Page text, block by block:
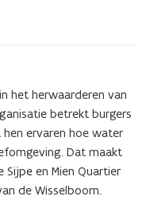
het herwaarderen van
betrekt burgers
ervaren hoe water
Dat maakt
Sijpe en Mien Quartier
de Wisselboom.